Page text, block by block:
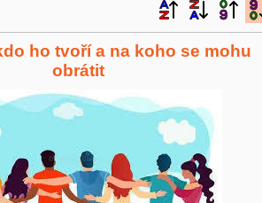
ho tvoří a na koho se mohu
obrátit